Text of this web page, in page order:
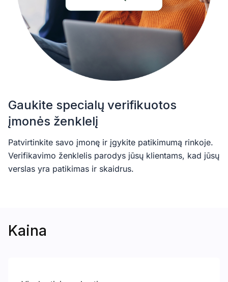
Gaukite specialų verifikuotos
įmonės ženklelį
Patvirtinkite savo įmonę ir įgykite patikimumą rinkoje.
Verifikavimo ženklelis parodys jūsų klientams, kad jūsų
verslas yra patikimas ir skaidrus.
Kaina